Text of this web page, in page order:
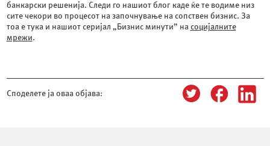
банкарски решенија. Следи го нашиот блог каде ќе те водиме низ
сите чекори во процесот на започнување на сопствен бизнис. За
тоа е тука и нашиот серијал „Бизнис минути” на социјалните
мрежи.
Споделете ја оваа објава: